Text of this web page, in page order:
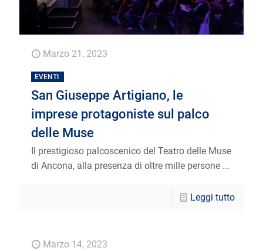
Marzo 21, 2023
EVENTI
San Giuseppe Artigiano, le
imprese protagoniste sul palco
delle Muse
Il prestigioso palcoscenico del Teatro delle Muse
di Ancona, alla presenza di oltre mille persone ...
Leggi tutto
Marzo 14, 2023